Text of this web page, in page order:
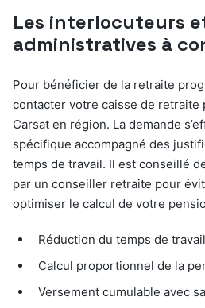
Les interlocuteurs
administratives à
Pour bénéficier de la retraite
contacter votre caisse de retraite
Carsat en région. La demande
spécifique accompagné des
temps de travail. Il est conseillé
par un conseiller retraite pour
optimiser le calcul de votre
Réduction du temps de
Calcul proportionnel de la
Versement cumulable avec